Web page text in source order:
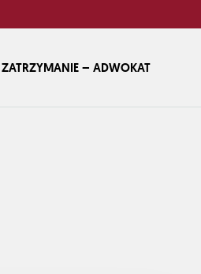
ZATRZYMANIE – ADWOKAT